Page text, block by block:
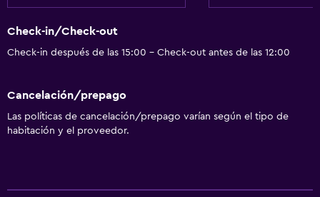
Check-in/Check-out
Check-in después de las 15:00 - Check-out antes de las 12:00
Cancelación/prepago
Las políticas de cancelación/prepago varían según el tipo de
habitación y el proveedor.